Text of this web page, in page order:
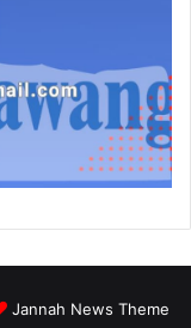
Jannah News Theme